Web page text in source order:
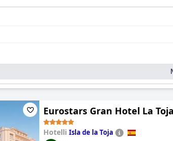
Eurostars Gran Hotel La Toja
Hotelli Isla de la Toja